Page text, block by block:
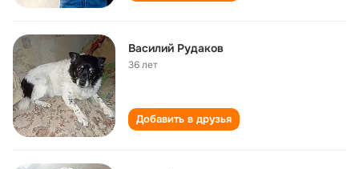
Василий Рудаков
36 лет
Добавить в друзья